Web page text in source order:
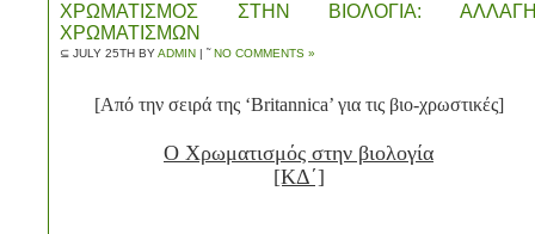
ΧΡΩΜΑΤΙΣΜΟΣ ΣΤΗΝ ΒΙΟΛΟΓΙΑ:
ΧΡΩΜΑΤΙΣΜΩΝ
⊆ JULY 25TH BYADMIN | ˜NO COMMENTS »
[Από την σειρά της ‘Britannica’ για τις βιο-χρωστικές]
Ο Χρωματισμός στην βιολογία
[ΚΔ΄]